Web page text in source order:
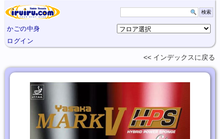
かごの中身
ログイン
インデックスに 戻る